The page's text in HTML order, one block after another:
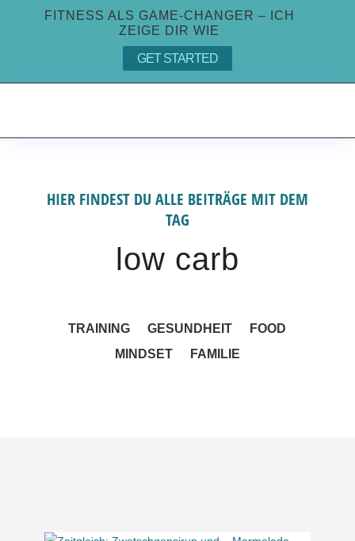
FITNESS ALS GAME-CHANGER – ICH
ZEIGE DIR WIE
GET STARTED
HIER FINDEST DU ALLE BEITRÄGE MIT DEM
TAG
low carb
TRAINING GESUNDHEIT
FOOD
MINDSET
FAMILIE